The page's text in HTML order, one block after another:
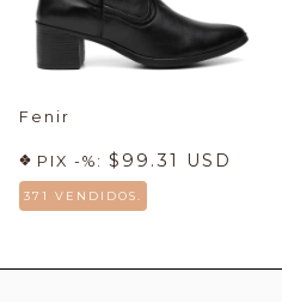
Fenir
PIX -%: $99.31 USD
371 VENDIDOS.